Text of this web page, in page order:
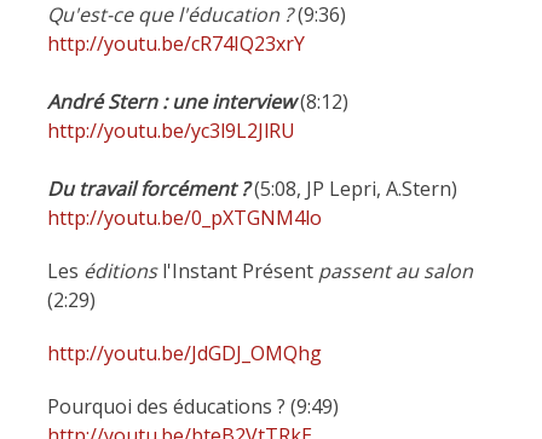
Qu'est-ce que l'éducation ?(9:36)
http://youtu.be/cR74IQ23xrY
André Stern : une interview(8:12)
http://youtu.be/yc3l9L2JlRU
Du travail forcément ?(5:08, JP Lepri, A.Stern)
http://youtu.be/0_pXTGNM4lo
Les éditionsl'Instant Présent passent au salon
(2:29)
http://youtu.be/JdGDJ_OMQhg
Pourquoi des éducations ? (9:49)